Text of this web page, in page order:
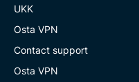
UKK
Osta VPN
Contact support
Osta VPN